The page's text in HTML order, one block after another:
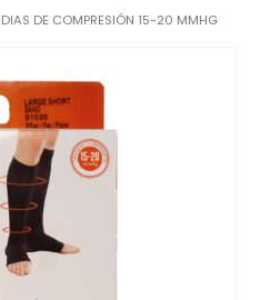
DE COMPRESIÓN 15-20 MMHG